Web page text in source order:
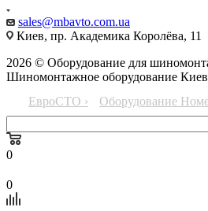
sales@mbavto.com.ua
Киев, пр. Академика Королёва, 11
2026 © Оборудование для
Шиномонтажное оборудование Киев
ЕвроСТО ›
Оборудование
0
0